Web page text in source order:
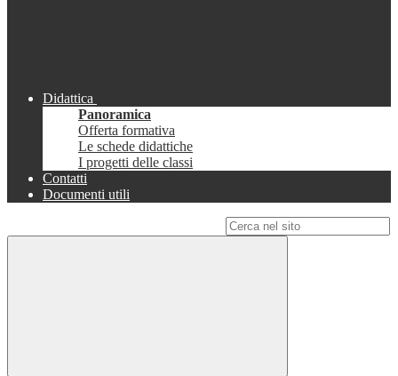
Didattica
Panoramica
Offerta formativa
Le schede didattiche
I progetti delle classi
Contatti
Documenti utili